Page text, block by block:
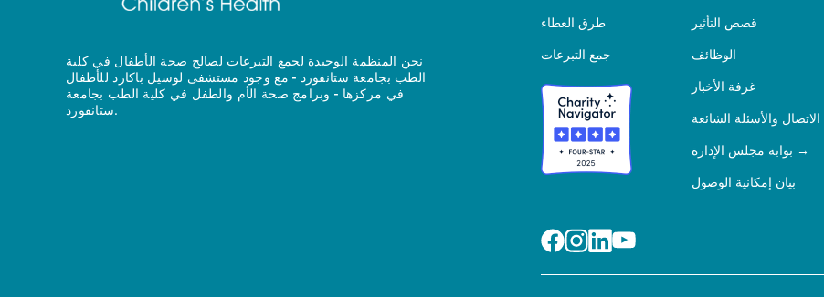
نحن المنظمة الوحيدة لجمع التبرعات لصالح صحة الأطفال في كلية
الطب بجامعة ستانفورد - مع وجود مستشفى لوسيل باكارد للأطفال
في مركزها - وبرامج صحة الأم والطفل في كلية الطب بجامعة
ستانفورد.
طرق العطاء
جمع التبرعات
قصص التأثير
الوظائف
غرفة الأخبار
الاتصال والأسئلة الشائعة
بوابة مجلس الإدارة
بيان إمكانية الوصول